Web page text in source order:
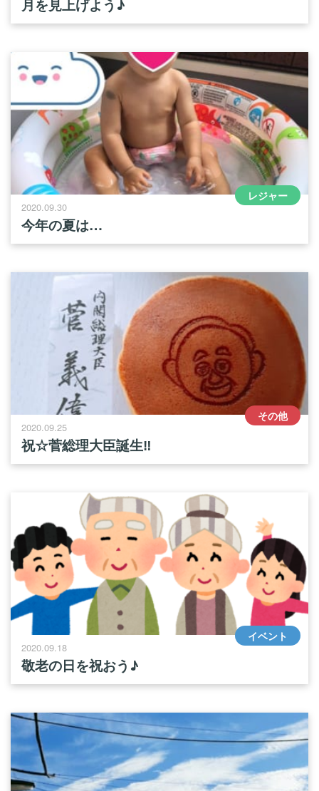
月を見上げよう♪
2020.09.30
今年の夏は…
レジャー
2020.09.25
祝☆菅総理大臣誕生‼︎
その他
2020.09.18
敬老の日を祝おう♪
イベント